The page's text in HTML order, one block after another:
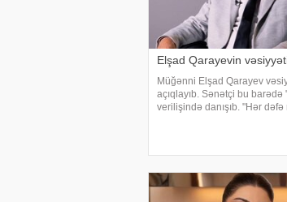
Elşad Qarayevin
Müğənni Elşad Qarayev
açıqlayıb. Sənətçi bu barədə
verilişində danışıb. "Hər